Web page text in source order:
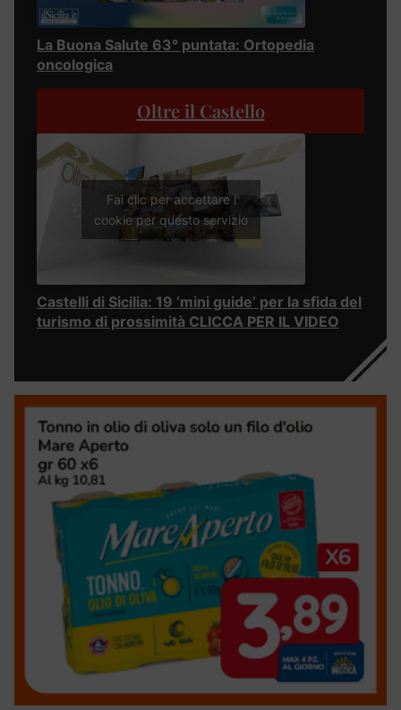
La Buona Salute 63° puntata: Ortopedia
oncologica
Oltre il Castello
Fai clic per accettare i
cookie per questo servizio
Castelli di Sicilia: 19 ‘mini guide’ per la sfida del
turismo di prossimità CLICCA PER IL VIDEO